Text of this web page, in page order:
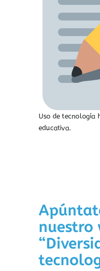
Uso de tecnología
educativa.
nuestro